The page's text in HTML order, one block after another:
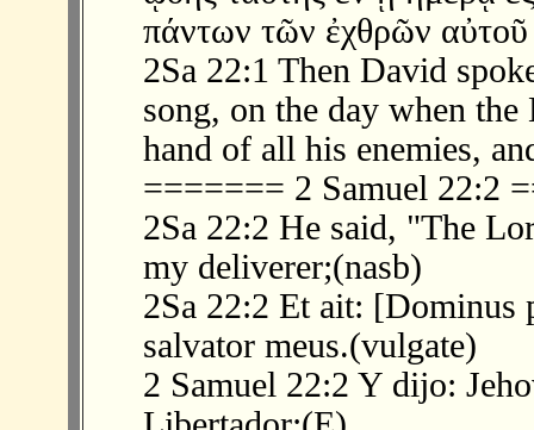
πάντων τῶν ἐχθρῶν
2Sa 22:1 Then David
song, on the day when
hand of all his enemies,
======= 2 Samuel 22:2
2Sa 22:2 He said, "The
my deliverer;(nasb)
2Sa 22:2 Et ait: [Dominus
salvator meus.(vulgate)
2 Samuel 22:2 Y dijo: